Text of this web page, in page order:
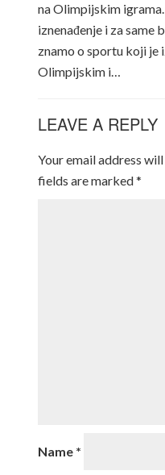
na Olimpijskim
iznenađenje i za same
znamo o sportu koji je
Olimpijskim i…
LEAVE A REPLY
Your email address
fields are marked*
Name *